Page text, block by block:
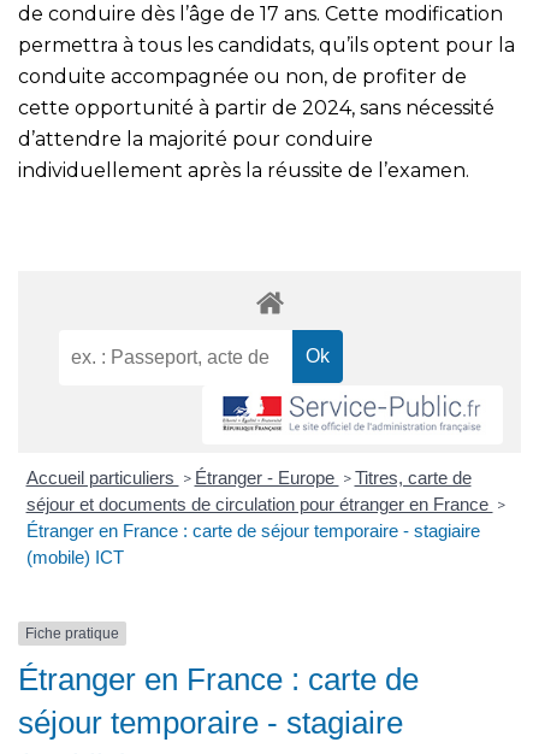
de conduire dès l’âge de 17 ans. Cette modification
permettra à tous les candidats, qu’ils optent pour la
conduite accompagnée ou non, de profiter de
cette opportunité à partir de 2024, sans nécessité
d’attendre la majorité pour conduire
individuellement après la réussite de l’examen.
Accueil particuliers > Étranger - Europe > Titres, carte de
séjour et documents de circulation pour étranger en France >
Étranger en France : carte de séjour temporaire - stagiaire
(mobile) ICT
Fiche pratique
Étranger en France : carte de
séjour temporaire - stagiaire